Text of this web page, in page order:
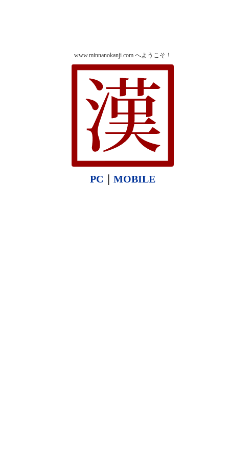
www.minnanokanji.com へようこそ！
PC MOBILE